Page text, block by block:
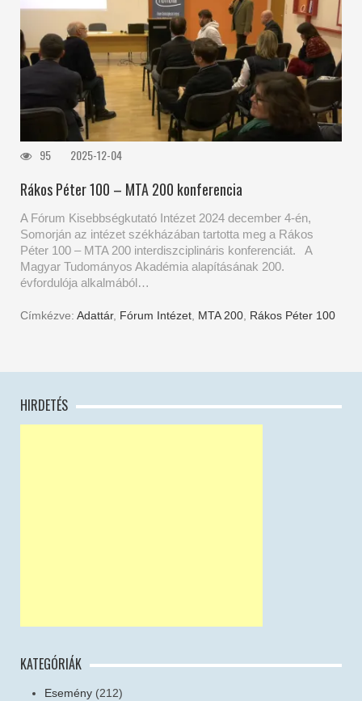
95 2025-12-04
Rákos Péter 100 – MTA 200 konferencia
A Fórum Kisebbségkutató Intézet 2024 december 4-én,
Somorján az intézet székházában tartotta meg a Rákos
Péter 100 – MTA 200 interdiszciplináris konferenciát. A
Magyar Tudományos Akadémia alapításának 200.
évfordulója alkalmából…
Címkézve: Adattár, Fórum Intézet MTA 200 Rákos Péter 100
HIRDETÉS
KATEGÓRIÁK
Esemény (212)